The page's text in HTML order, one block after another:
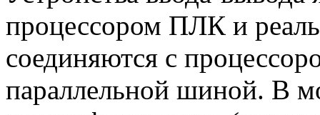
процессором ПЛК и
соединяются с
параллельной шиной. В